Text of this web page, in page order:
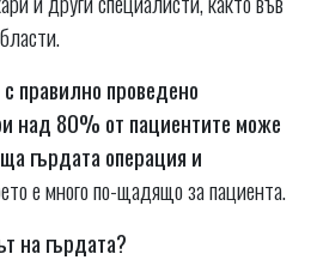
с правилно проведено
над 80% от пациентите може
гърдата операция и
е много по-щадящо за пациента.
на гърдата?